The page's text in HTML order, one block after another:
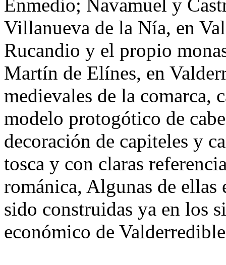
Enmedio; Navamuel y
Villanueva de la Nía, en
Rucandio y el propio
Martín de Elínes, en
medievales de la comarca,
modelo protogótico de
decoración de capiteles y
tosca y con claras
románica, Algunas de ellas
sido construidas ya en los
económico de